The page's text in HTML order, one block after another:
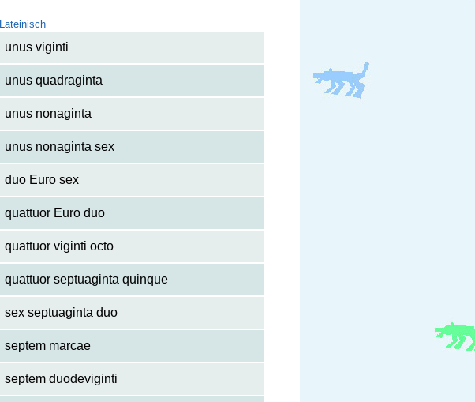
Lateinisch
unus viginti
unus quadraginta
unus nonaginta
unus nonaginta sex
duo Euro sex
quattuor Euro duo
quattuor viginti octo
quattuor septuaginta quinque
sex septuaginta duo
septem marcae
septem duodeviginti